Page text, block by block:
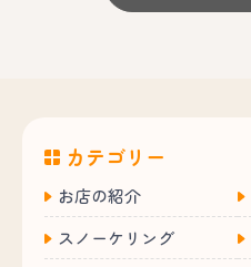
カテゴリー
お店の紹介
スノーケリング